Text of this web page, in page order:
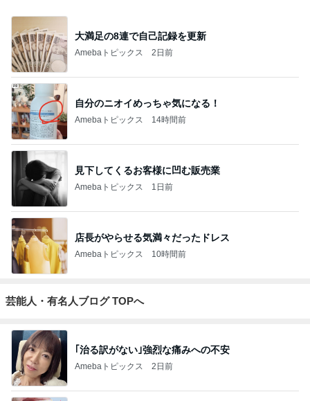
大満足の8連で自己記録を更新
Amebaトピックス 2日前
自分のニオイめっちゃ気になる！
Amebaトピックス 14時間前
見下してくるお客様に凹む販売業
Amebaトピックス 1日前
店長がやらせる気満々だったドレス
Amebaトピックス 10時間前
芸能人・有名人ブログ TOPへ
｢治る訳がない｣強烈な痛みへの不安
Amebaトピックス 2日前